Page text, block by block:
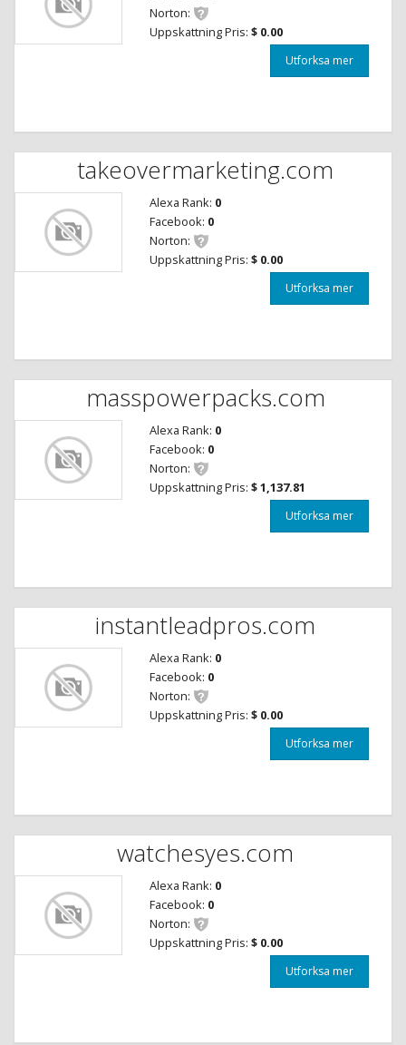
Norton:
Uppskattning Pris: $ 0.00
Utforksa mer
takeovermarketing.com
Alexa Rank: 0
Facebook: 0
Norton:
Uppskattning Pris: $ 0.00
Utforksa mer
masspowerpacks.com
Alexa Rank: 0
Facebook: 0
Norton:
Uppskattning Pris: $ 1,137.81
Utforksa mer
instantleadpros.com
Alexa Rank: 0
Facebook: 0
Norton:
Uppskattning Pris: $ 0.00
Utforksa mer
watchesyes.com
Alexa Rank: 0
Facebook: 0
Norton:
Uppskattning Pris: $ 0.00
Utforksa mer